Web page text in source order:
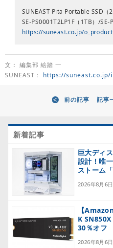
SUNEAST Pita Portable SSD（
SE-PS0001T2LP1F（1TB）/SE-
https://suneast.co.jp/
文： 編集部 絵踏 一
SUNEAST： https://suneast.co.jp/
前の記事 記事
新着記事
巨大ディ
設計！唯
ストーム
2026年8月6日
【
K
30％オフ
2026年8月6日